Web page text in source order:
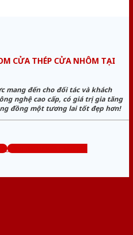
CỬA THÉP CỬA NHÔM TẠI
mang đến cho đối tác và khách
nghệ cao cấp, có giá trị gia tăng
đồng một tương lai tốt đẹp hơn!
Tổng đài tư vấn miễn phí: